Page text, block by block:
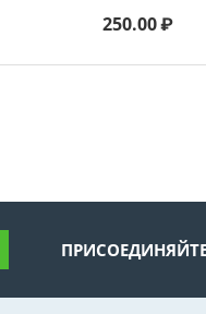
250.00₽